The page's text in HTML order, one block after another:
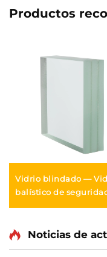
Productos
Vidrio blindado —
balístico de
Noticias de